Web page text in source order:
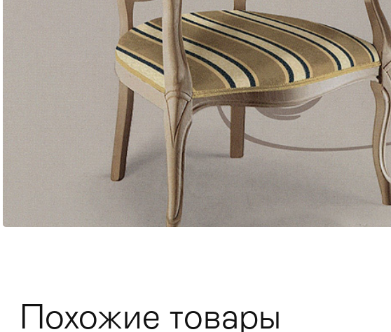
Столы > Мебель для ванных комнат
Похожие товары